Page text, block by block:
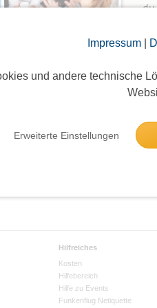
Impressum|
und andere technische
Erweiterte Einstellungen
du
Hilfreiches
Kosten
Hilfebereich
Hilfe zu Events
Funkenflug Netiquette